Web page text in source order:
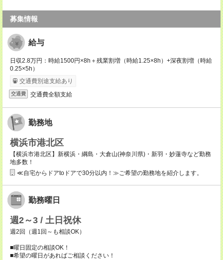
募集情報
給与
日収2.8万円：時給1500円×8h＋残業割増（時給1.25×8h）+深夜割増（時給
0.25×5h）
交通費別途支給あり
交通費 交通費全額支給
勤務地
横浜市港北区
【横浜市港北区】新横浜・綱島・大倉山(神奈川県)・新羽・妙蓮寺など勤務
地多数！
≪自宅からドアtoドアで30分以内！≫ご希望の勤務地を紹介します。
勤務曜日
週2～3 / 土日祝休
週2回（週1回～も相談OK）
■曜日固定の相談OK！
■希望の曜日があればご相談ください！